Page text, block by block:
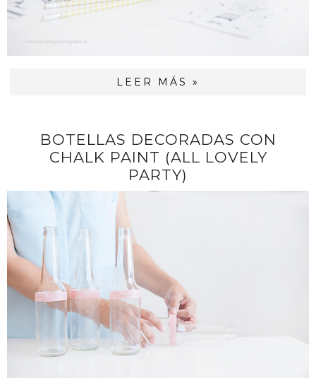
LEER MÁS »
BOTELLAS DECORADAS CON
CHALK PAINT (ALL LOVELY
PARTY)